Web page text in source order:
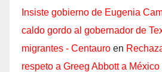
Insiste gobierno de Eugenia
caldo gordo al gobernador de
migrantes - Centauro en
respeto a Greeg Abbott a